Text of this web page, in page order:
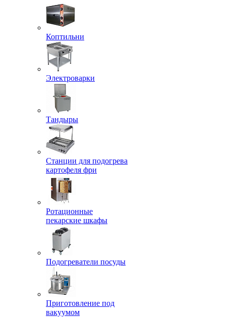
Коптильни
Электроварки
Тандыры
Станции для подогрева
картофеля фри
Ротационные
пекарские шкафы
Подогреватели посуды
Приготовление под
вакуумом